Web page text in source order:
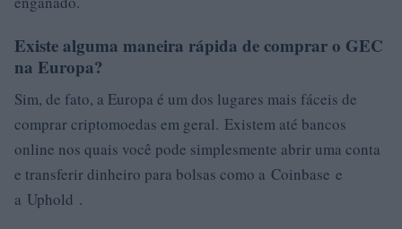
Existe alguma maneira rápida de comprar o GEC
na Europa?
Sim, de fato, a Europa é um dos lugares mais fáceis de
comprar criptomoedas em geral. Existem até bancos
online nos quais você pode simplesmente abrir uma conta
e transferir dinheiro para bolsas como a Coinbase e
a Uphold .